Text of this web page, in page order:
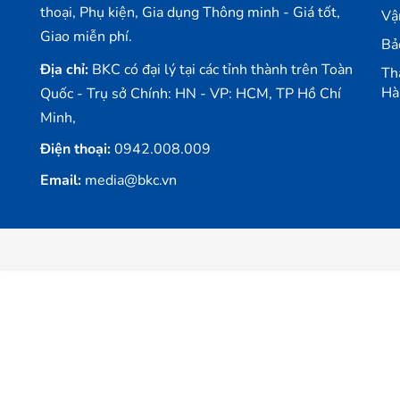
Tai nghe True Wireless có thời gian nghe nhạc liên tục trong 3
tai nghe, yên tâm sử dụng trong những chuyến đi dài.
Ngoài ra, hộp sạc còn được trang bị cổng sạc Micro USB giúp
thoại, Phụ kiện, Gia dụng Thông minh - Giá tốt,
Giao miễn phí.
Địa chỉ: BKC có đại lý tại các tỉnh thành trên Toàn
Quốc - Trụ sở Chính: HN - VP: HCM, TP Hồ Chí
Minh,
Điện thoại:0942.008.009
Email: media@bkc.vn